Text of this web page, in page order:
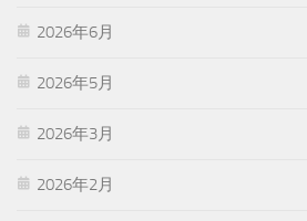
2026年6月
2026年5月
2026年3月
2026年2月